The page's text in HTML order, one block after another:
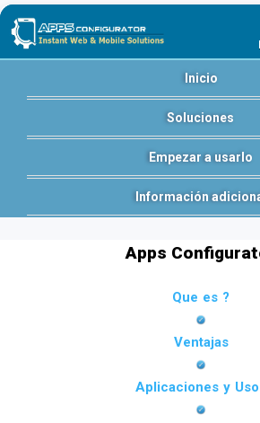
Inicio
Soluciones
Empezar a usarlo
Información
Apps
Que es ?
Ventajas
Aplicaciones y